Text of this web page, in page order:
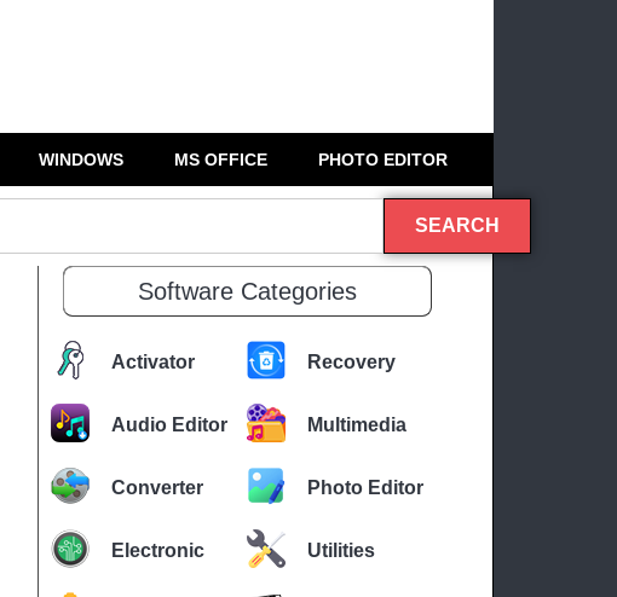
WINDOWS MS OFFICE PHOTO EDITOR
SEARCH
Software Categories
Activator Recovery
Audio Editor Multimedia
Converter Photo Editor
Electronic Utilities